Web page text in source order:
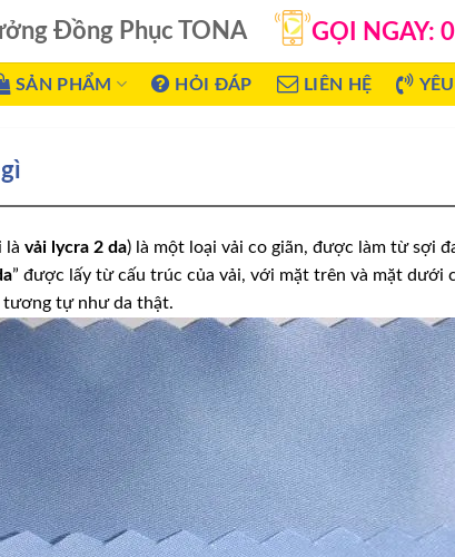
Đồng Phục TONA GỌI NGAY:
SẢN PHẨM HỎI ĐÁP LIÊN HỆ
làvải lycra 2 da) là một loại vải co giãn, được làm từ sợi
” được lấy từ cấu trúc của vải, với mặt trên và mặt dưới
tương tự như da thật.